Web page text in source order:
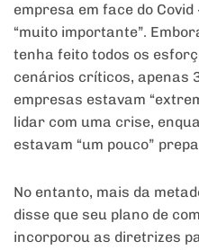
empresa em face do
“muito importante”.
tenha feito todos os
cenários críticos, apenas
empresas estavam
lidar com uma crise,
estavam “um pouco”
No entanto, mais da
disse que seu plano de
incorporou as diretrizes